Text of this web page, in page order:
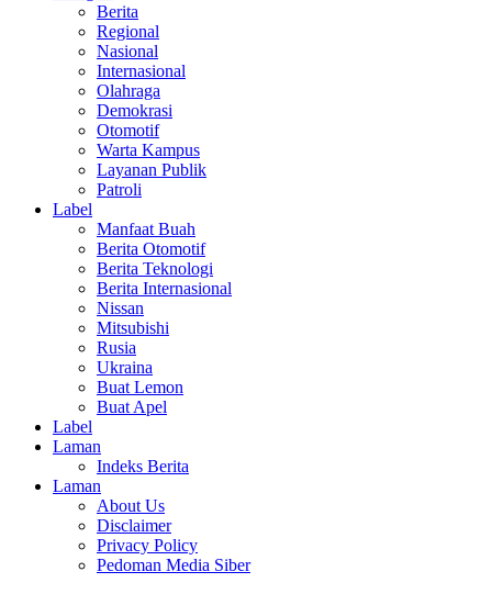
Berita
Regional
Nasional
Internasional
Olahraga
Demokrasi
Otomotif
Warta Kampus
Layanan Publik
Patroli
Label
Manfaat Buah
Berita Otomotif
Berita Teknologi
Berita Internasional
Nissan
Mitsubishi
Rusia
Ukraina
Buat Lemon
Buat Apel
Label
Laman
Indeks Berita
Laman
About Us
Disclaimer
Privacy Policy
Pedoman Media Siber